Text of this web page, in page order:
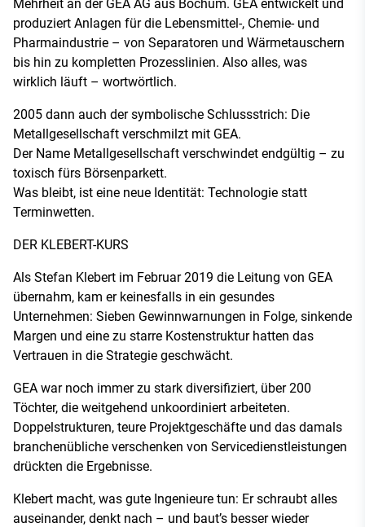
Mehrheit an der GEA AG aus Bochum. GEA entwickelt und
produziert Anlagen für die Lebensmittel-, Chemie- und
Pharmaindustrie – von Separatoren und Wärmetauschern
bis hin zu kompletten Prozesslinien. Also alles, was
wirklich läuft – wortwörtlich.
2005 dann auch der symbolische Schlussstrich: Die
Metallgesellschaft verschmilzt mit GEA.
Der Name Metallgesellschaft verschwindet endgültig – zu
toxisch fürs Börsenparkett.
Was bleibt, ist eine neue Identität: Technologie statt
Terminwetten.
DER KLEBERT-KURS
Als Stefan Klebert im Februar 2019 die Leitung von GEA
übernahm, kam er keinesfalls in ein gesundes
Unternehmen: Sieben Gewinnwarnungen in Folge, sinkende
Margen und eine zu starre Kostenstruktur hatten das
Vertrauen in die Strategie geschwächt.
GEA war noch immer zu stark diversifiziert, über 200
Töchter, die weitgehend unkoordiniert arbeiteten.
Doppelstrukturen, teure Projektgeschäfte und das damals
branchenübliche verschenken von Servicedienstleistungen
drückten die Ergebnisse.
Klebert macht, was gute Ingenieure tun: Er schraubt alles
auseinander, denkt nach – und baut’s besser wieder